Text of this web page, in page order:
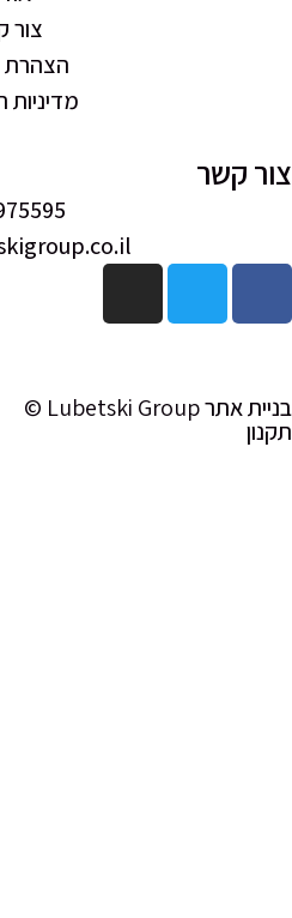
הצהרת נגישות
מדיניות הפרטיות
info@lubetskigroup.co.il